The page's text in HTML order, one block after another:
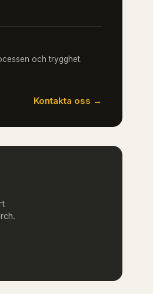
och trygghet.
Kontakta oss →